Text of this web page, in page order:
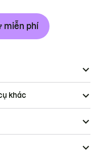
miễn phí
khác